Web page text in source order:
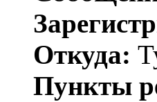
Откуда:
Пункты